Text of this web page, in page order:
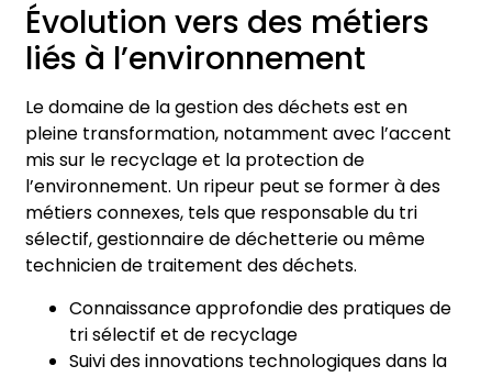
Évolution vers des métiers
liés à l’environnement
Le domaine de la gestion des déchets est en
pleine transformation, notamment avec l’accent
mis sur le recyclage et la protection de
l’environnement. Un ripeur peut se former à des
métiers connexes, tels que responsable du tri
sélectif, gestionnaire de déchetterie ou même
technicien de traitement des déchets.
Connaissance approfondie des pratiques de
tri sélectif et de recyclage
Suivi des innovations technologiques dans la